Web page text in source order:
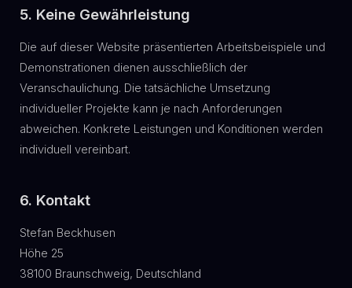
5. Keine Gewährleistung
Die auf dieser Website präsentierten Arbeitsbeispiele und
Demonstrationen dienen ausschließlich der
Veranschaulichung. Die tatsächliche Umsetzung
individueller Projekte kann je nach Anforderungen
abweichen. Konkrete Leistungen und Konditionen werden
individuell vereinbart.
6. Kontakt
Stefan Beckhusen
Höhe 25
38100 Braunschweig, Deutschland